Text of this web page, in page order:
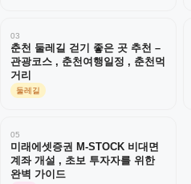
03
춘천 둘레길 걷기 좋은 곳 추천 –
관광코스 , 춘천여행일정 , 춘천먹
거리
둘레길
05
미래에셋증권 M-STOCK 비대면
계좌 개설 , 초보 투자자를 위한
완벽 가이드